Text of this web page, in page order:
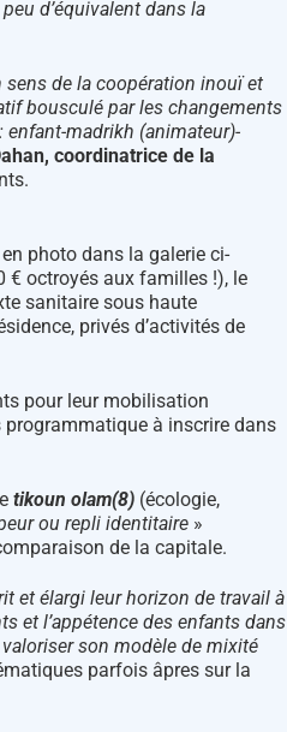
peu d’équivalent dans la
sens de la coopération inouï et
bousculé par les changements
madrikh (animateur)-
coordinatrice de la
photo dans la galerie ci-
€ octroyés aux familles !), le
sanitaire sous haute
privés d’activités de
pour leur mobilisation
à inscrire dans
tikoun olam(8) (écologie,
ou repli identitaire »
de la capitale.
et élargi leur horizon de travail à
et l’appétence des enfants dans
son modèle de mixité
parfois âpres sur la